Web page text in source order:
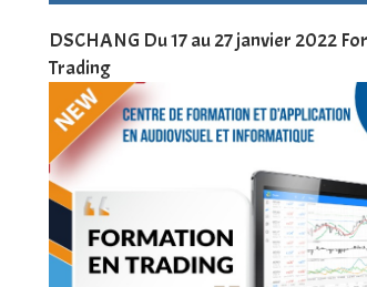
DSCHANG Du 17 au 27 janvier 2022
Trading